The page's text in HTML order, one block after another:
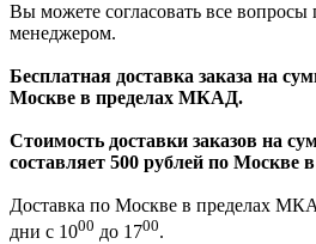
Вы можете согласовать все
менеджером.
Бесплатная доставка заказа на
Москве в пределах МКАД.
Стоимость доставки заказов на
составляет 500 рублей по
Доставка по Москве в пределах
дни с 1000 до 1700.